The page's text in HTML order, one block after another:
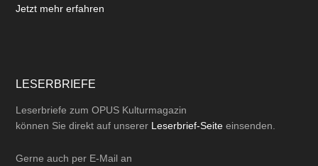
Jetzt mehr erfahren
LESERBRIEFE
Leserbriefe zum OPUS Kulturmagazin
können Sie direkt auf unserer Leserbrief-Seite einsenden.
Gerne auch per E-Mail an